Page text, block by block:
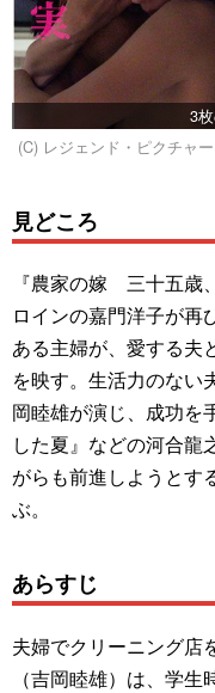
3
(C) レジェンド・ピクチャ
見どころ
『農家の嫁 三十五歳
ロインの嘉門洋子が再
ある主婦が、愛する夫
を映す。生活力のない
岡睦雄が演じ、成功を
した夏』などの河合龍
がらも前進しようとす
ぶ。
あらすじ
夫婦でクリーニング店
（吉岡睦雄）は、学